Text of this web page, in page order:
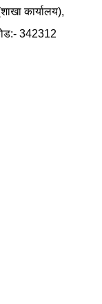
कार्यालय),
342312